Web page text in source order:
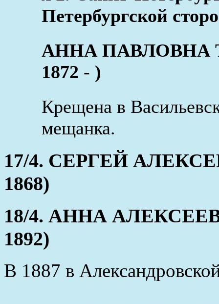
Петербургской
АННА ПАВЛОВНА
1872 - )
Крещена в
мещанка.
17/4. СЕРГЕЙ
1868)
18/4. АННА
1892)
В 1887 в